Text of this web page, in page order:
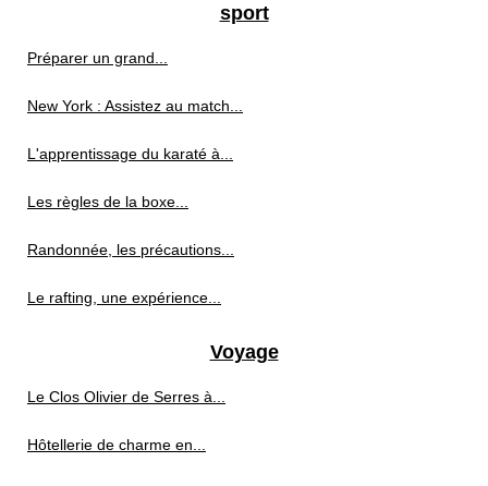
sport
Préparer un grand...
New York : Assistez au match...
L'apprentissage du karaté à...
Les règles de la boxe...
Randonnée, les précautions...
Le rafting, une expérience...
Voyage
Le Clos Olivier de Serres à...
Hôtellerie de charme en...